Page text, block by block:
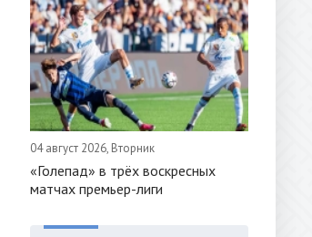
04 август 2026, Вторник
«Голепад» в трёх воскресных
матчах премьер-лиги